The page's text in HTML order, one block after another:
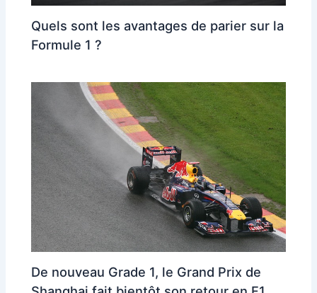
Quels sont les avantages de parier sur la
Formule 1 ?
De nouveau Grade 1, le Grand Prix de